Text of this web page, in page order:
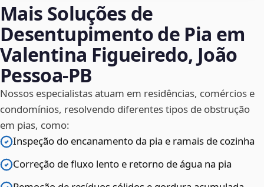
Mais Soluções de
Desentupimento de Pia em
Valentina Figueiredo, João
Pessoa‑PB
Nossos especialistas atuam em residências, comércios e
condomínios, resolvendo diferentes tipos de obstrução
em pias, como:
Inspeção do encanamento da pia e ramais de cozinha
Correção de fluxo lento e retorno de água na pia